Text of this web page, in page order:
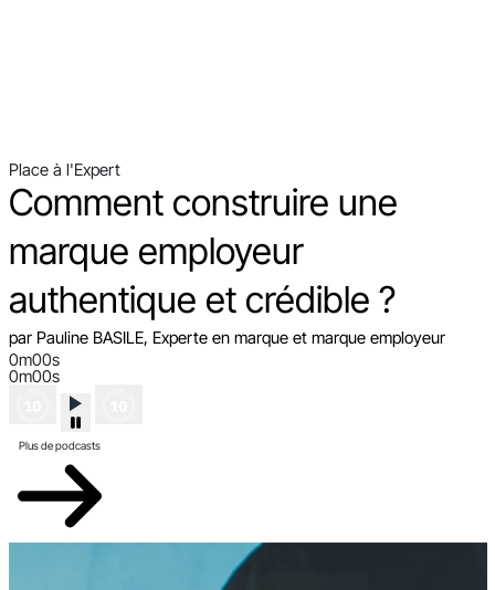
Place à l'Expert
Comment construire une
marque employeur
authentique et crédible ?
par Pauline BASILE, Experte en marque et marque employeur
0m00s
0m00s
Plus de podcasts